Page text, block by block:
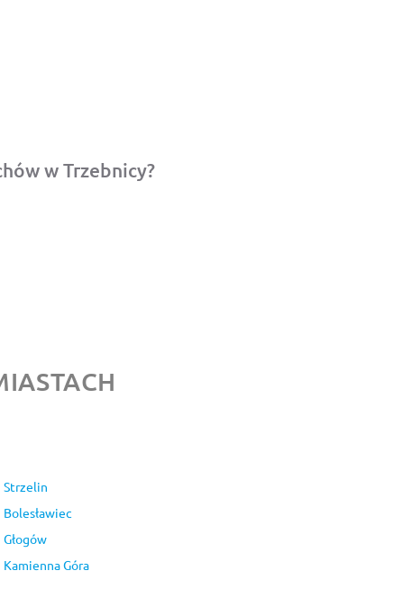
w Trzebnicy?
Strzelin
Bolesławiec
Głogów
Kamienna Góra